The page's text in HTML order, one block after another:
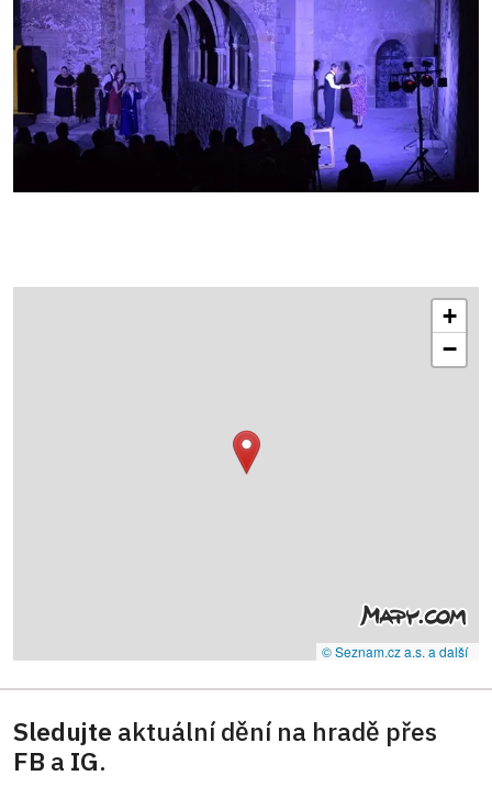
+
−
© Seznam.cz a.s. a další
Sledujte aktuální dění na hradě přes
FB a IG.